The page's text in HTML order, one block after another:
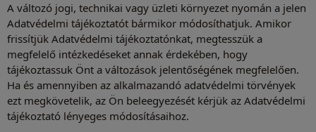
A változó jogi, technikai vagy üzleti környezet nyomán a jelen
Adatvédelmi tájékoztatót bármikor módosíthatjuk. Amikor
frissítjük Adatvédelmi tájékoztatónkat, megtesszük a
megfelelő intézkedéseket annak érdekében, hogy
tájékoztassuk Önt a változások jelentőségének megfelelően.
Ha és amennyiben az alkalmazandó adatvédelmi törvények
ezt megkövetelik, az Ön beleegyezését kérjük az Adatvédelmi
tájékoztató lényeges módosításaihoz.